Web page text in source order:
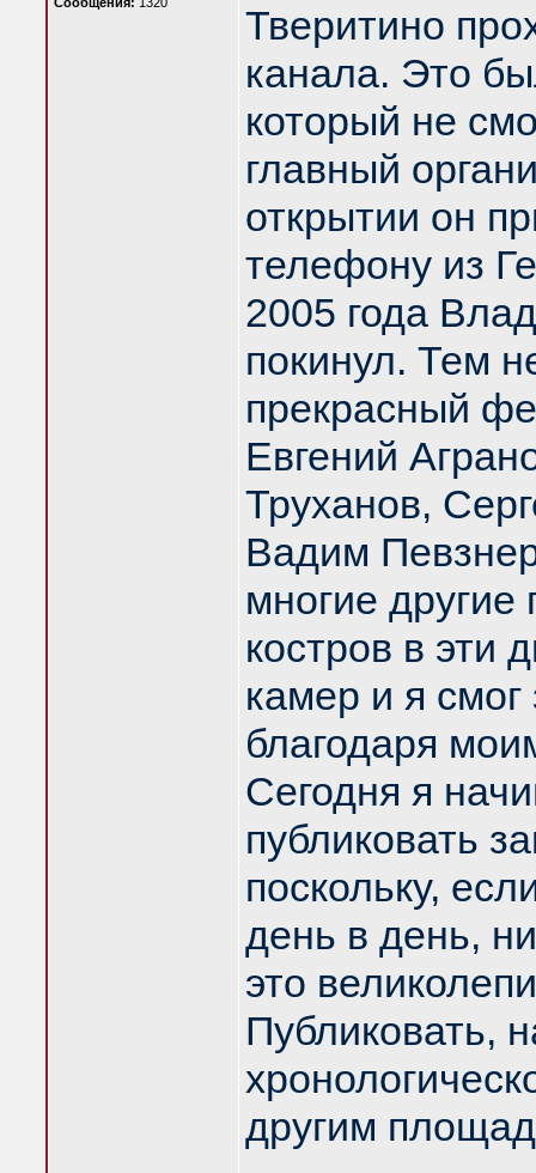
Тверитино
канала. Это
который не
главный
открытии он
телефону из
2005 года
покинул. Тем
прекрасный
Евгений
Труханов,
Вадим
многие другие
костров в эти
камер и я смог
благодаря
Сегодня я
публиковать
поскольку,
день в день,
это
Публиковать,
другим